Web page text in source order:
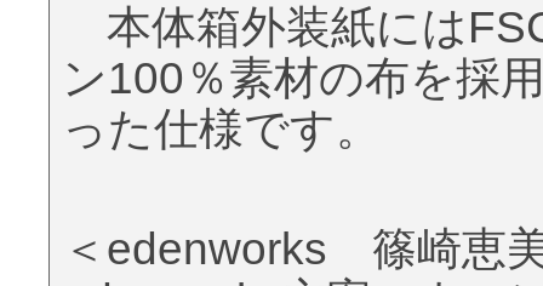
本体箱外装紙には
ン100％素材の布を採
った仕様です。
＜edenworks 篠崎恵